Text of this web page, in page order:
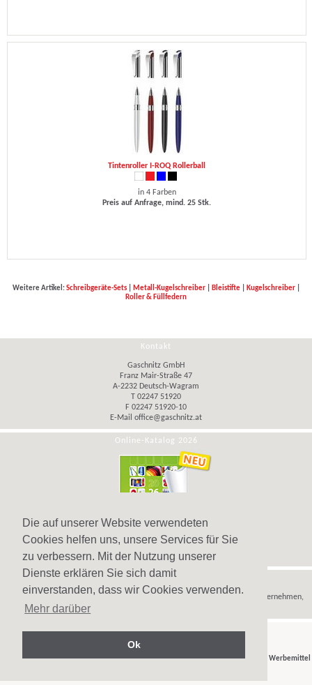
Die auf unserer Website verwendeten
Cookies helfen uns, unsere Services für Sie
zu verbessern. Mit der Nutzung unserer
Dienste erklären Sie sich damit
einverstanden, dass wir Cookies verwenden.
Mehr darüber
Ok
Tintenroller I-ROQ Rollerball
in 4 Farben
Preis auf Anfrage, mind. 25 Stk.
Weitere Artikel:Schreibgeräte-Sets| Metall-Kugelschreiber| Bleistifte| Kugelschreiber|
Roller & Füllfedern
Kontakt
Gaschnitz GmbH
Franz Mair-Straße 47
A-2232 Deutsch-Wagram
T 02247 51920
F 02247 51920-10
E-Mail office@gaschnitz.at
Online-Katalog 2026
Hinweis
Werbeartikel
nur an Unternehmen,
© Gaschnitz GmbH 2007-2026 - Ihr Partner fürWerbeartikel,Werbegeschenke
Werbemittel